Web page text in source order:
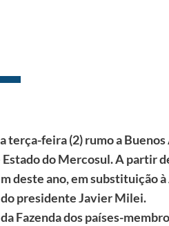
terça-feira (2) rumo a
do Mercosul. A partir
deste ano, em substituição
presidente Javier Milei.
Fazenda dos países-